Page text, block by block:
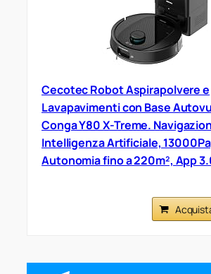
Cecotec Robot Aspirapolvere e
Lavapavimenti con Base
Conga Y80 X-Treme.
Intelligenza Artificiale,
Autonomia fino a 220m², App